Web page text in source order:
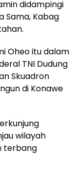
didampingi
Sama, Kabag
Oheo itu dalam
TNI Dudung
Skuadron
di Konawe
wilayah
terbang